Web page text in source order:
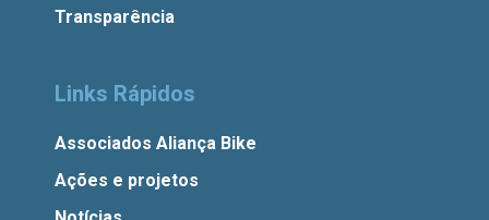
Transparência
Links Rápidos
Associados Aliança Bike
Ações e projetos